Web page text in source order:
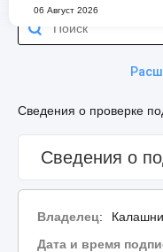
06 Август 2026
Сведения о проверке
Сведения о
Владелец:
Дата и время